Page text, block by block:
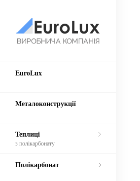
Металоконструкції
Пластикові панелі
EuroLux
Металоконструкції
Теплиці
з полікарбонату
Полікарбонат